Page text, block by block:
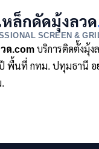
หล็กดัดมุ้งลวด
SCREEN &
ด.comบริการติดตั้งมุ้ง
พื้นที่ กทม. ปทุมธานี อยุ